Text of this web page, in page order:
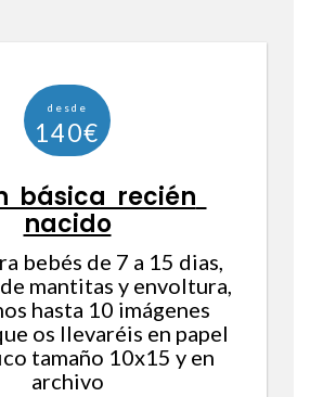
básica recién
nacido
bebés de 7 a 15 dias,
mantitas y envoltura,
hasta 10 imágenes
os llevaréis en papel
tamaño 10x15 y en
archivo